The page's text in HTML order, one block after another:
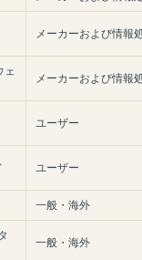
メーカーおよび情報
ェ
メーカーおよび情報
ユーザー
ユーザー
一般・海外
一般・海外